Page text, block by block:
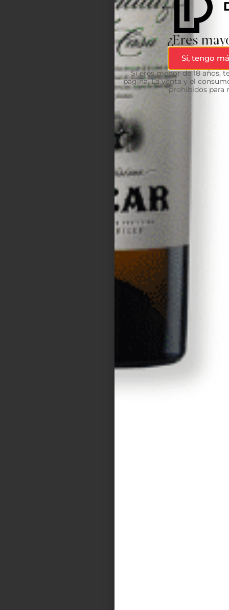
¿Eres
Sí, tengo
Si eres menor de 18 años,
página. La venta y el
prohibidos para